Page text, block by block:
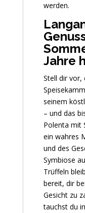
werden.
Jahre
Stell dir vor,
seinem
– und das
Polenta mit
ein wahres
und des
Symbiose
Trüffeln
bereit, dir
Gesicht zu
tauchst du